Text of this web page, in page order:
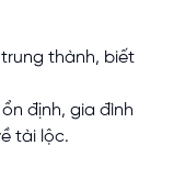
thành, biết
định, gia đình
tài lộc.